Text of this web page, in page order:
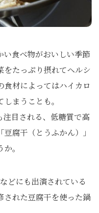
い食べ物がおいしい季節
をたっぷり摂れてヘルシ
材によってはハイカロ
まうことも。
注目される、低糖質で高
腐干（とうふかん）」
。
どにも出演されている
された豆腐干を使った鍋